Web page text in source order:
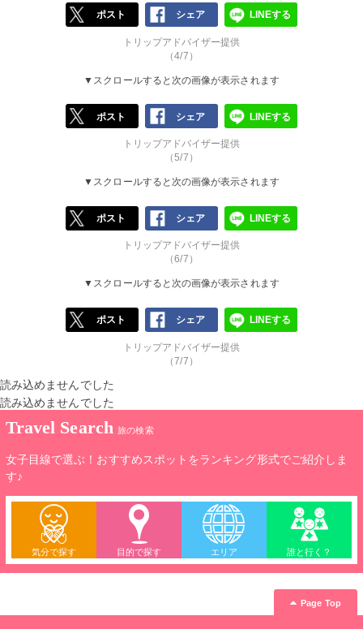
ポスト シェア LINEする
トリップアドバイザー提供
（4/7）
▼スクロールすると次の画像が表示されます
ポスト シェア LINEする
トリップアドバイザー提供
（5/7）
▼スクロールすると次の画像が表示されます
ポスト シェア LINEする
トリップアドバイザー提供
（6/7）
▼スクロールすると次の画像が表示されます
ポスト シェア LINEする
トリップアドバイザー提供
（7/7）
読み込めませんでした
読み込めませんでした
Travel Search 旅の検索
女子目線で選ぶ！おすすめスポットをランキング形式でご紹介しま
す♪
気分で探す 目的で探す エリア 誰と行く？
Page Top